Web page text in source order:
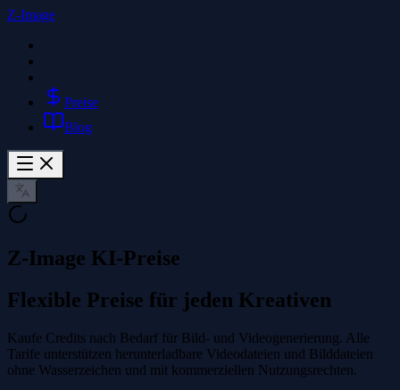
Z-Image
Preise
Blog
Z-Image KI-Preise
Flexible Preise für jeden Kreativen
Kaufe Credits nach Bedarf für Bild- und Videogenerierung. Alle
Tarife unterstützen herunterladbare Videodateien und Bilddateien
ohne Wasserzeichen und mit kommerziellen Nutzungsrechten.